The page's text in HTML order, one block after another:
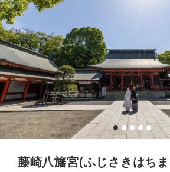
藤崎八旛宮(ふじさきはち